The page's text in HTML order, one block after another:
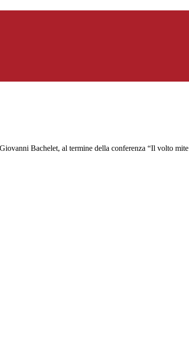
Bachelet, al termine della conferenza “Il volto